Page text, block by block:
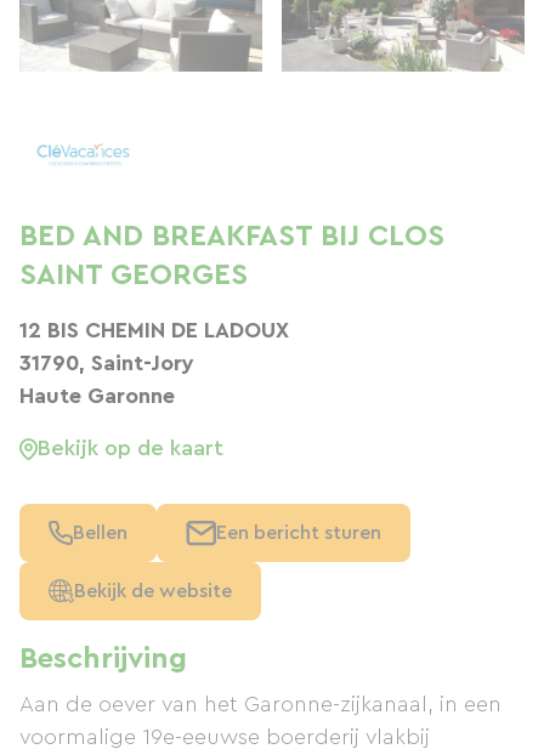
Beschrijving
Aan de oever van het Garonne-zijkanaal, in een
voormalige 19e-eeuwse boerderij vlakbij
BED AND BREAKFAST BIJ CLOS
SAINT GEORGES
12 BIS CHEMIN DE LADOUX
31790, Saint-Jory
Haute Garonne
Bekijk op de kaart
Bellen Een bericht sturen
Bekijk de website